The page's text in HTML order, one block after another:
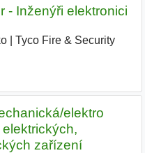
- Inženýři elektronici
|
Tyco Fire & Security
elektro
zařízení